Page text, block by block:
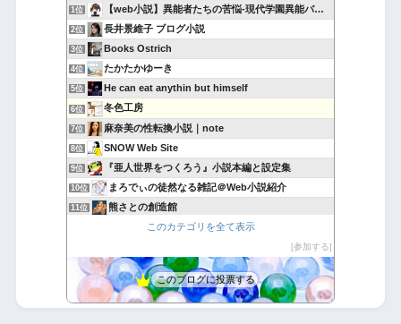
1位 【web小説】異能者たちの苦悩-現代学園異能バトル-
2位 長井景維子 ブログ小説
3位 Books Ostrich
4位 たかたかゆーき
5位 He can eat anythin but himself
6位 冬色工房
7位 麻奈美の性転換小説｜note
8位 SNOW Web Site
9位 『亜人世界をつくろう』小説本編と設定集
10位 まろでぃの徒然なる雑記＠Web小説紹介
11位 熊さとの創造館
フォレストピア創造記 ラムリーザ・サーガ
14位 GATEZEROの日記
15位 ボロ家で執筆
このカテゴリを全て表示
参加する
このブログに投票する